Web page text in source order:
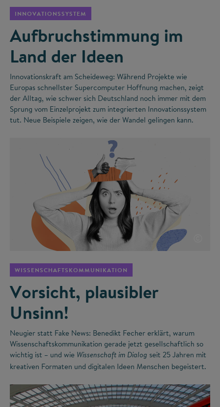
INNOVATIONSSYSTEM
Aufbruchstimmung im
Land der Ideen
Innovationskraft am Scheideweg: Während Projekte wie
Europas schnellster Supercomputer Hoffnung machen, zeigt
der Alltag, wie schwer sich Deutschland noch immer mit dem
Sprung vom Einzelprojekt zum integrierten Innovationssystem
tut. Neue Beispiele zeigen, wie der Wandel gelingen kann.
WISSENSCHAFTSKOMMUNIKATION
Vorsicht, plausibler
Unsinn!
Neugier statt Fake News: Benedikt Fecher erklärt, warum
Wissenschaftskommunikation gerade jetzt gesellschaftlich so
wichtig ist – und wie Wissenschaft im Dialog seit 25 Jahren mit
kreativen Formaten und digitalen Ideen Menschen begeistert.